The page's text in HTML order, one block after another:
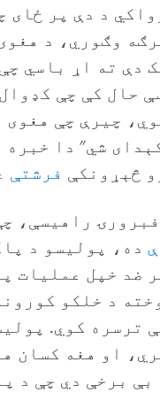
د دې پر ځای
وګوري، د
دې ته اړ باسي
حال کې چې
چیرې چې هغوی
شي" دا
څېړونکې فرشتې
کال د فبرورۍ
ده، پولیسو د
ضد خپل عملیات
د خلکو
ترسره کوي.
او هغه کسان